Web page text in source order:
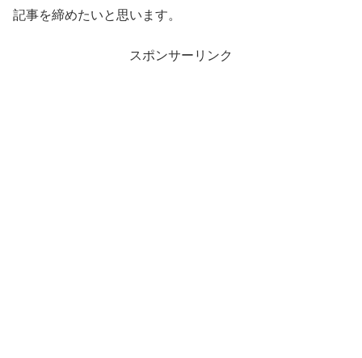
記事を締めたいと思います。
スポンサーリンク